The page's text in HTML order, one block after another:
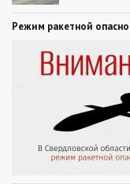
Режим ракетной